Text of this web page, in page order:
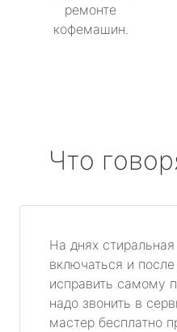
ремонте
кофемашин.
Что
На днях
включаться и
исправить самому
надо звонить в
мастер бесплатно